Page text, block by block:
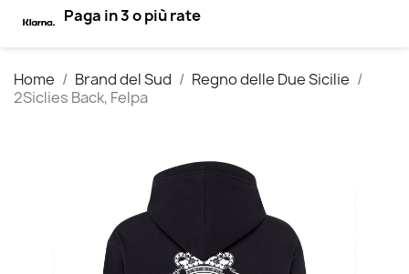
Paga in 3 o più rate
Home Brand del Sud
Regno delle Due Sicilie
2Siclies Back, Felpa